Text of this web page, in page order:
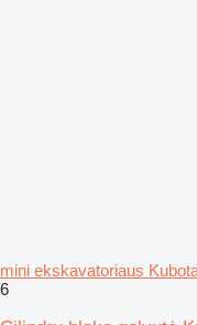
mini ekskavatoriaus
6